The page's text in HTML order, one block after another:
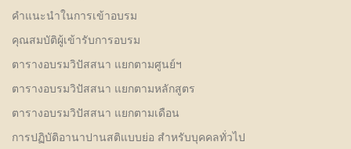
คําแนะนำในการเข้าอบรม
คุณสมบัติผู้เข้ารับการอบรม
ตารางอบรมวิปัสสนา แยกตามศูนย์ฯ
ตารางอบรมวิปัสสนา แยกตามหลักสูตร
ตารางอบรมวิปัสสนา แยกตามเดือน
การปฏิบัติอานาปานสติแบบย่อ สำหรับบุคคลทั่วไป